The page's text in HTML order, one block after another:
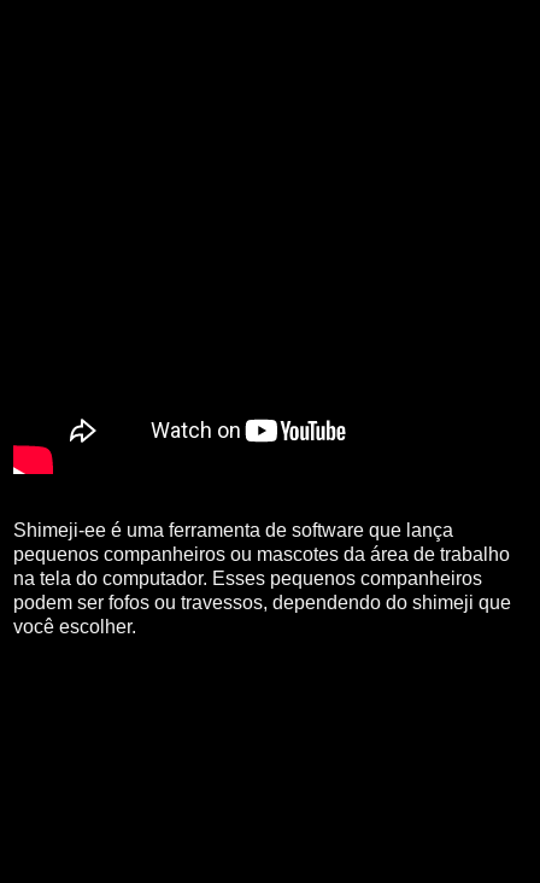
Shimeji-ee é uma ferramenta de software que lança
pequenos companheiros ou mascotes da área de trabalho
na tela do computador. Esses pequenos companheiros
podem ser fofos ou travessos, dependendo do shimeji que
você escolher.